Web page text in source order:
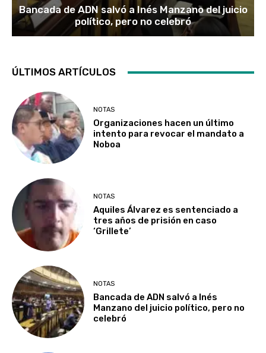
Bancada de ADN salvó a Inés Manzano del juicio
político, pero no celebró
ÚLTIMOS ARTÍCULOS
NOTAS
Organizaciones hacen un último
intento para revocar el mandato a
Noboa
NOTAS
Aquiles Álvarez es sentenciado a
tres años de prisión en caso
‘Grillete’
NOTAS
Bancada de ADN salvó a Inés
Manzano del juicio político, pero no
celebró